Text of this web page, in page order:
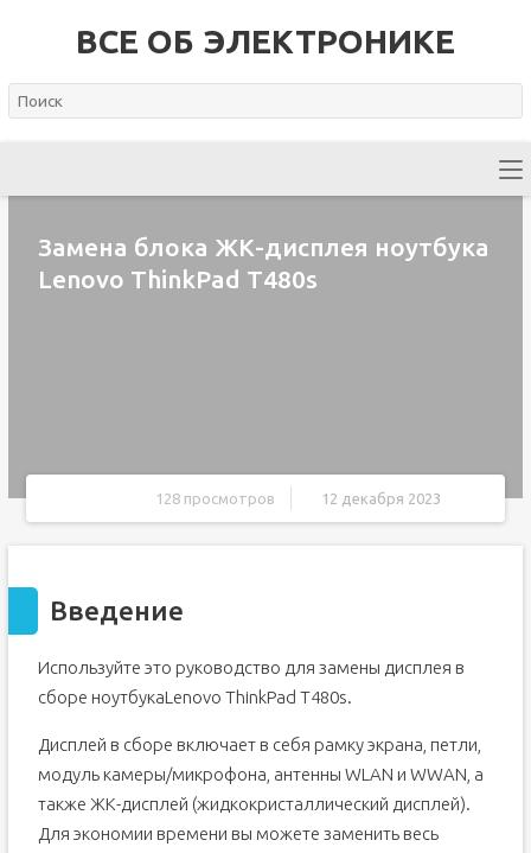
ВСЕ ОБ ЭЛЕКТРОНИКЕ
Замена блока ЖК-дисплея ноутбука
Lenovo ThinkPad T480s
128 просмотров 12 декабря 2023
Введение
Используйте это руководство для замены дисплея в
сборе ноутбукаLenovo ThinkPad T480s.
Дисплей в сборе включает в себя рамку экрана, петли,
модуль камеры/микрофона, антенны WLAN и WWAN, а
также ЖК-дисплей (жидкокристаллический дисплей).
Для экономии времени вы можете заменить весь